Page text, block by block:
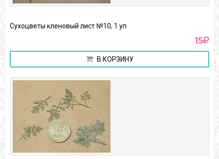
Сухоцветы кленовый лист №10, 1 уп
15
В КОРЗИНУ